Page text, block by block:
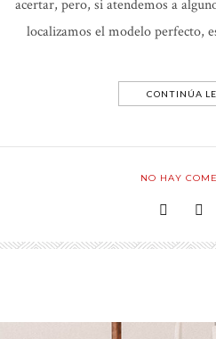
acertar, pero, si atendemos a
localizamos el modelo perfecto,
CONTINÚA
NO HAY